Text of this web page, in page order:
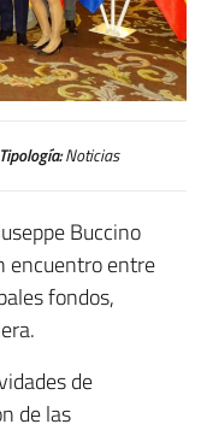
Tipología:Noticias
Buccino
encuentro entre
fondos,
de
de las